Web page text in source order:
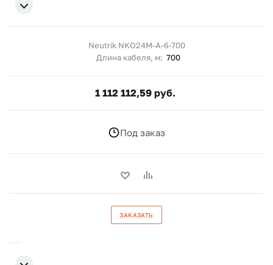
Neutrik NKO24M-A-6-700
Длина кабеля, м: 700
1 112 112,59 руб.
Под заказ
ЗАКАЗАТЬ